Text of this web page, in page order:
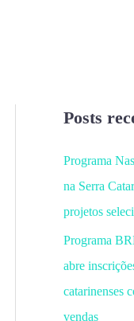
Posts
Programa
na Serra
projetos
Programa
abre
catarinenses
vendas